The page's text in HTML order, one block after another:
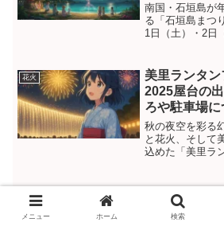
南国・石垣島が
る「石垣島まつ
1日（土）・2日
のお祭りは、例
者で賑わう...
花火
美里ランタ
2025屋台の
ろや駐車場に
秋の夜空を彩る
と花火、そして
込めた「美里ラ
は約50店舗の
グルメやB級グ
グルメマルシェ
花火
福江みなと
店はある？
メニュー ホーム 検索